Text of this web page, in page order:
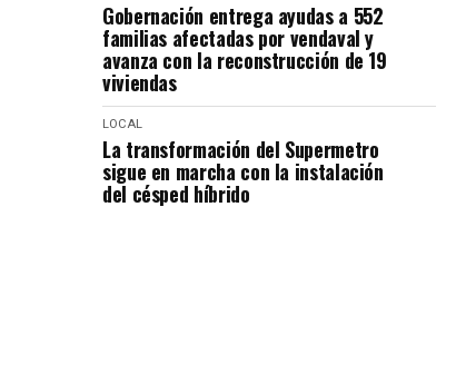
Gobernación entrega ayudas a 552
familias afectadas por vendaval y
avanza con la reconstrucción de 19
viviendas
LOCAL
La transformación del Supermetro
sigue en marcha con la instalación
del césped híbrido